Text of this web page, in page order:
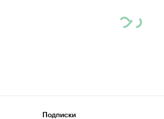
Подписки